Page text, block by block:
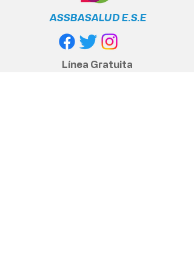
ASSBASALUD E.S.E
Línea Gratuita